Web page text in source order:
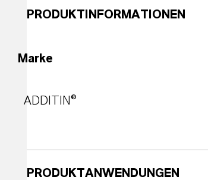
PRODUKTINFORMATIONEN
Marke
ADDITIN®
PRODUKTANWENDUNGEN